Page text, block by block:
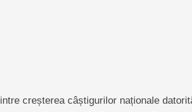
creșterea câștigurilor naționale